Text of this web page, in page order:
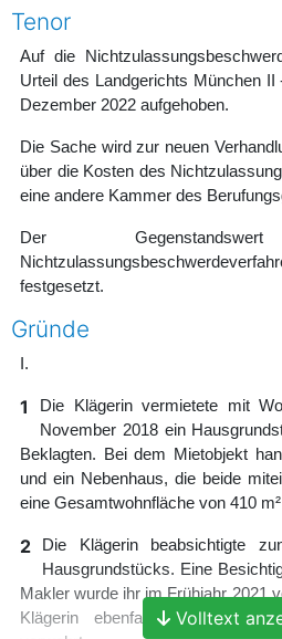
Tenor
Auf die
Urteil des Landgerichts München
Dezember 2022 aufgehoben.
Die Sache wird zur neuen
über die Kosten des
eine andere Kammer des
Der
festgesetzt.
Gründe
I.
1
Die Klägerin vermietete mit
November 2018 ein
Beklagten. Bei dem Mietobjekt
und ein Nebenhaus, die beide
eine Gesamtwohnfläche von 410
2
Die Klägerin beabsichtigte
Hausgrundstücks. Eine
Makler wurde ihr im Frühjahr 2021
Klägerin ebenfalls einVolltext